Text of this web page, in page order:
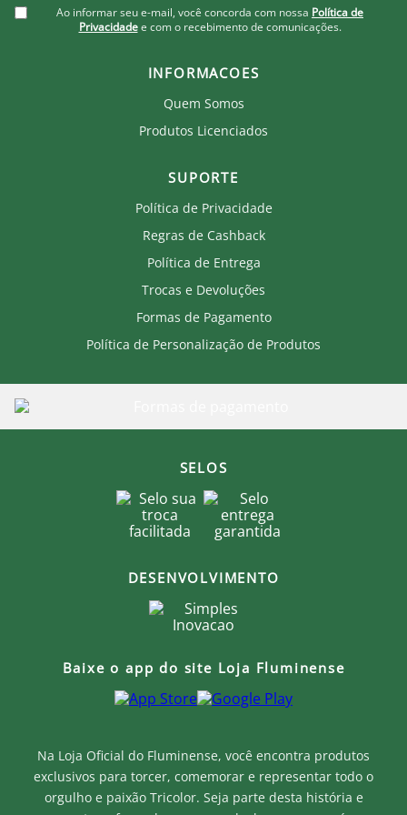
Ao informar seu e-mail, você concorda com nossa Política de
Privacidade e com o recebimento de comunicações.
Na Loja Oficial do Fluminense, você encontra produtos
exclusivos para torcer, comemorar e representar todo o
orgulho e paixão Tricolor. Seja parte desta história e
INFORMACOES
Quem Somos
Produtos Licenciados
SUPORTE
Política de Privacidade
Regras de Cashback
Política de Entrega
Trocas e Devoluções
Formas de Pagamento
Política de Personalização de Produtos
SELOS
DESENVOLVIMENTO
Baixe o app do site Loja Fluminense